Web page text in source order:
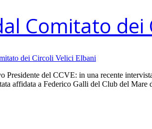
Comitato dei
Presidente del CCVE: in una recente
affidata a Federico Galli del Club del